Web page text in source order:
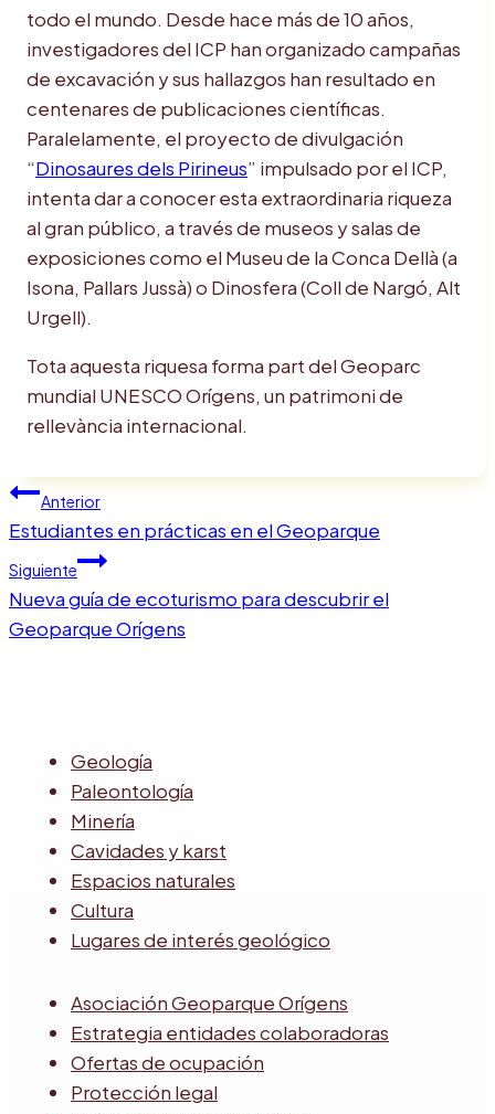
todo el mundo. Desde hace más de 10 años,
investigadores del ICP han organizado campañas
de excavación y sus hallazgos han resultado en
centenares de publicaciones científicas.
Paralelamente, el proyecto de divulgación
“Dinosaures dels Pirineus” impulsado por el ICP,
intenta dar a conocer esta extraordinaria riqueza
al gran público, a través de museos y salas de
exposiciones como el Museu de la Conca Dellà (a
Isona, Pallars Jussà) o Dinosfera (Coll de Nargó, Alt
Urgell).
Tota aquesta riquesa forma part del Geoparc
mundial UNESCO Orígens, un patrimoni de
rellevància internacional.
Navegación
de
entradas
Anterior
Estudiantes en prácticas en el Geoparque
Siguiente
Nueva guía de ecoturismo para descubrir el
Geoparque Orígens
Geología
Paleontología
Minería
Cavidades y karst
Espacios naturales
Cultura
Lugares de interés geológico
Asociación Geoparque Orígens
Estrategia entidades colaboradoras
Ofertas de ocupación
Protección legal